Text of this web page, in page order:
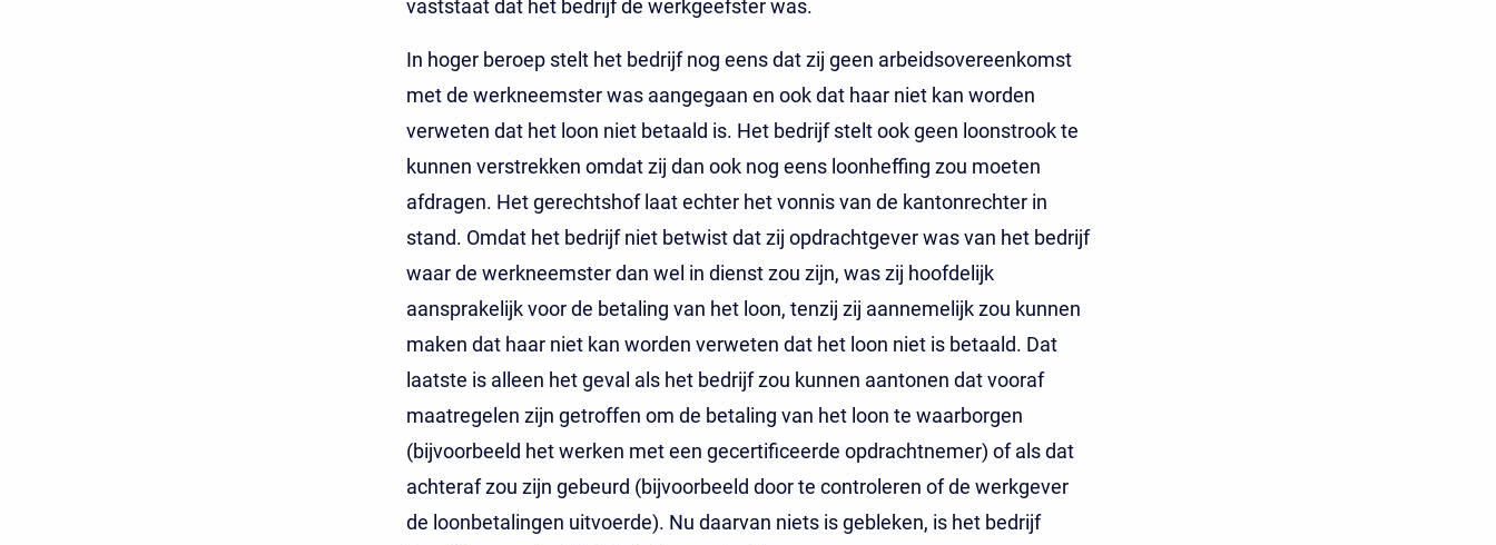
vaststaat dat het bedrijf de werkgeefster was.
In hoger beroep stelt het bedrijf nog eens dat zij geen arbeidsovereenkomst
met de werkneemster was aangegaan en ook dat haar niet kan worden
verweten dat het loon niet betaald is. Het bedrijf stelt ook geen loonstrook te
kunnen verstrekken omdat zij dan ook nog eens loonheffing zou moeten
afdragen. Het gerechtshof laat echter het vonnis van de kantonrechter in
stand. Omdat het bedrijf niet betwist dat zij opdrachtgever was van het bedrijf
waar de werkneemster dan wel in dienst zou zijn, was zij hoofdelijk
aansprakelijk voor de betaling van het loon, tenzij zij aannemelijk zou kunnen
maken dat haar niet kan worden verweten dat het loon niet is betaald. Dat
laatste is alleen het geval als het bedrijf zou kunnen aantonen dat vooraf
maatregelen zijn getroffen om de betaling van het loon te waarborgen
(bijvoorbeeld het werken met een gecertificeerde opdrachtnemer) of als dat
achteraf zou zijn gebeurd (bijvoorbeeld door te controleren of de werkgever
de loonbetalingen uitvoerde). Nu daarvan niets is gebleken, is het bedrijf